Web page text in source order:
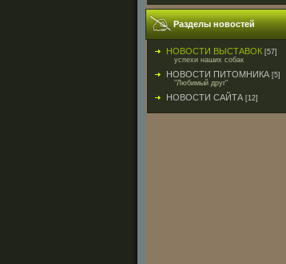
Разделы новостей
НОВОСТИ ВЫСТАВОК [57]
успехи наших собак
НОВОСТИ ПИТОМНИКА [5]
"Любимый друг"
НОВОСТИ САЙТА [12]